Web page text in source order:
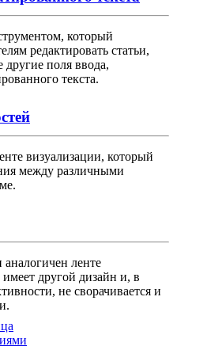
который
редактировать статьи,
поля ввода,
текста.
визуализации, который
между различными
ленте
другой дизайн и, в
не сворачивается и